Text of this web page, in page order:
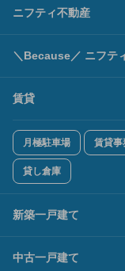
ニフティ不動産
＼Because／ ニフテ
賃貸
月極駐車場 賃貸事
貸し倉庫
新築一戸建て
中古一戸建て